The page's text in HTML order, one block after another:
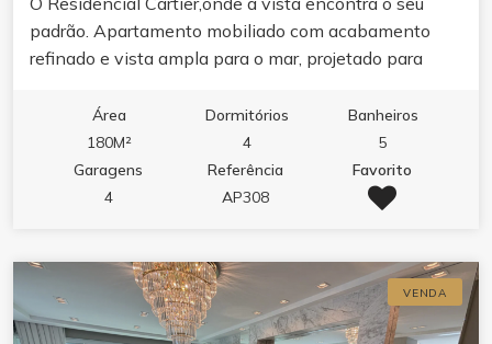
padrão. Apartamento mobiliado com acabamento
refinado e vista ampla para o mar, projetado para
imóvel reúne living integrado com sala de estar e
jantar, cozinha com móveis planejados e porcelanato,
sacada com churrasqueira, varanda e dois banheiros.
Cada detalhe foi pensado para o seu bem-estar: ar
com senha e gesso no teto.O lazer de 1500m² é um
convite ao relaxamento e à convivência. Piscina
adulto com borda infinita, piscina térmica,
Área
180M²
Dormitórios
4
Banheiros
5
Garagens
4
Referência
AP308
Favorito
VENDA